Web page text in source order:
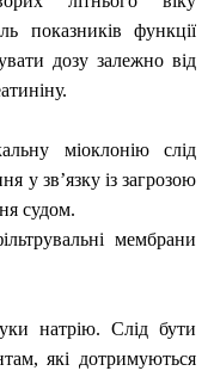
показників функції
дозу залежно від
міоклонію слід
у зв’язку із загрозою
судом.
мембрани
натрію. Слід бути
які дотримуються